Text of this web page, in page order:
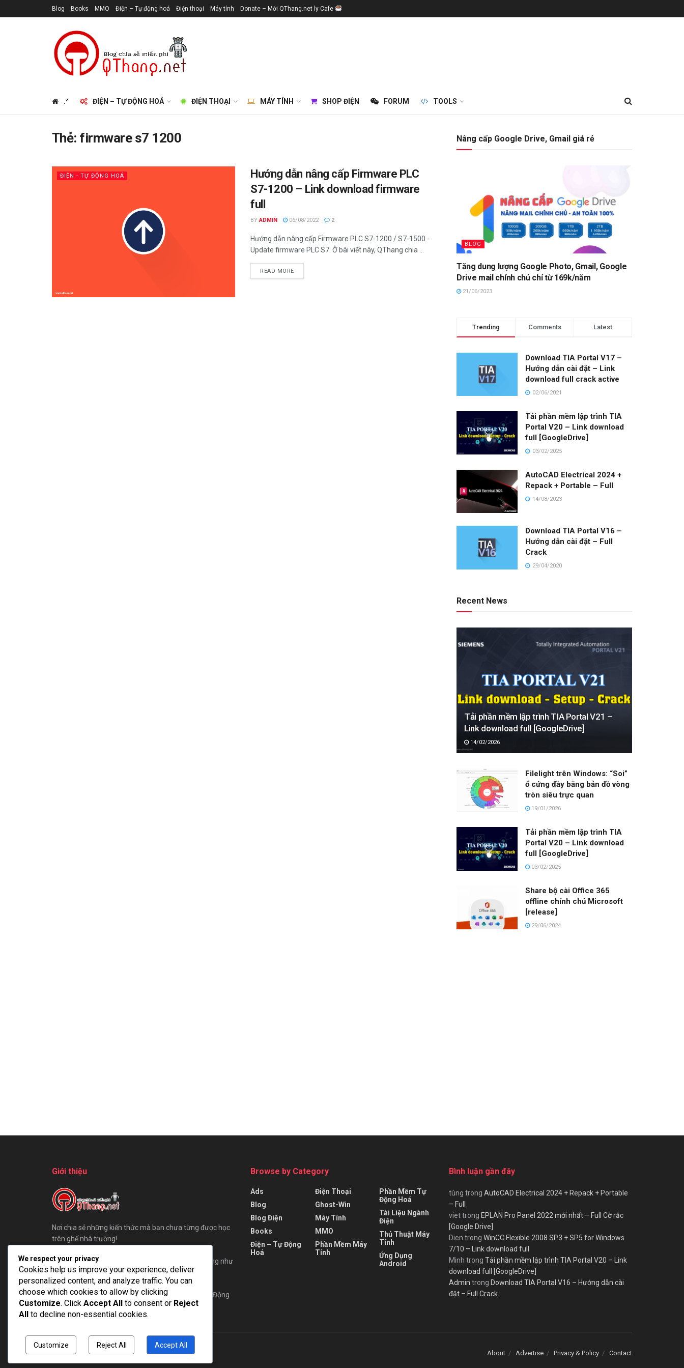
Blog Books MMO Điện – Tự động hoá Điện thoại Máy tính Donate – Mời QThang.net ly Cafe
.ᐟ ĐIỆN – TỰ ĐỘNG HOÁ ĐIỆN THOẠI MÁY TÍNH SHOP ĐIỆN FORUM TOOLS
Thẻ: firmware s7 1200
ĐIỆN - TỰ ĐỘNG HOÁ
Hướng dẫn nâng cấp Firmware PLC
S7-1200 – Link download firmware
full
BY ADMIN 06/08/2022 2
Hướng dẫn nâng cấp Firmware PLC S7-1200 / S7-1500 -
Update firmware PLC S7. Ở bài viết này, QThang chia ...
READ MORE
Nâng cấp Google Drive, Gmail giá rẻ
BLOG
Tăng dung lượng Google Photo, Gmail, Google
Drive mail chính chủ chỉ từ 169k/năm
21/06/2023
Trending Comments Latest
Download TIA Portal V17 –
Hướng dẫn cài đặt – Link
download full crack active
02/06/2021
Tải phần mềm lập trình TIA
Portal V20 – Link download
full [GoogleDrive]
03/02/2025
AutoCAD Electrical 2024 +
Repack + Portable – Full
14/08/2023
Download TIA Portal V16 –
Hướng dẫn cài đặt – Full
Crack
29/04/2020
Recent News
Tải phần mềm lập trình TIA Portal V21 –
Link download full [GoogleDrive]
14/02/2026
Filelight trên Windows: “Soi”
ổ cứng đầy bằng bản đồ vòng
tròn siêu trực quan
19/01/2026
Tải phần mềm lập trình TIA
Portal V20 – Link download
full [GoogleDrive]
03/02/2025
Share bộ cài Office 365
offline chính chủ Microsoft
[release]
29/06/2024
Giới thiệu
Nơi chia sẻ những kiến thức mà bạn chưa từng được học
trên ghế nhà trường!
Chúng tôi sẵn sàng đón những ý kiến đóng góp, cũng như
bài viết của các bạn gửi đến QThang.
Hãy cùng QThang xây dựng một cộng đồng AE Tự Động
Hoá lớn mạnh nhất!
Browse by Category
Ads
Blog
Blog Điện
Books
Điện – Tự Động
Hoá
Điện Thoại
Ghost-Win
Máy Tính
MMO
Phần Mềm Máy
Tính
Phần Mềm Tự
Động Hoá
Tài Liệu Ngành
Điện
Thủ Thuật Máy
Tính
Ứng Dụng
Android
Bình luận gần đây
tùng trong AutoCAD Electrical 2024 + Repack + Portable
– Full
viettrong EPLAN Pro Panel 2022 mới nhất – Full Cờ rắc
[Google Drive]
Dien trong WinCC Flexible 2008 SP3 + SP5 for Windows
7/10 – Link download full
Minh trong Tải phần mềm lập trình TIA Portal V20 – Link
download full [GoogleDrive]
Admin trong Download TIA Portal V16 – Hướng dẫn cài
đặt – Full Crack
About Advertise Privacy & Policy Contact
© 2025QThang Blog- Blog chia sẻ kiến thức miễn phí.
We respect your privacy
Cookies help us improve your experience, deliver
personalized content, and analyze traffic. You can
choose which cookies to allow by clicking
Customize. Click Accept All to consent or Reject
All
to decline non-essential cookies.
Customize Reject All Accept All